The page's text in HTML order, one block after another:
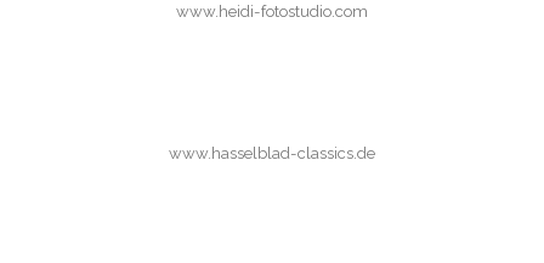
www.heidi-fotostudio.com
www.hasselblad-classics.de